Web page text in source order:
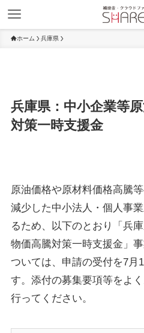
ホーム 兵庫県
兵庫県：中小企業等
対策一時支援金
原油価格や原材料価格高騰
減少した中小法人・個人事
るため、以下のとおり「兵
物価高騰対策一時支援金」事
ついては、申請の受付を7月
す。添付の募集要項等をよ
行ってください。